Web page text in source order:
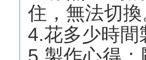
住，無法切換
4.花多少時間